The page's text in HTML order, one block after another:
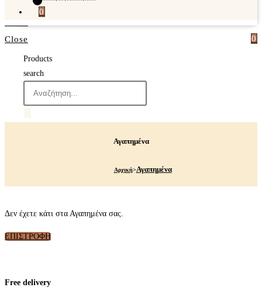
0
0
Close
Products
search
Αγαπημένα
Αρχική>Αγαπημένα
Δεν έχετε κάτι στα Αγαπημένα σας.
ΕΠΙΣΤΡΟΦΗ
Free delivery